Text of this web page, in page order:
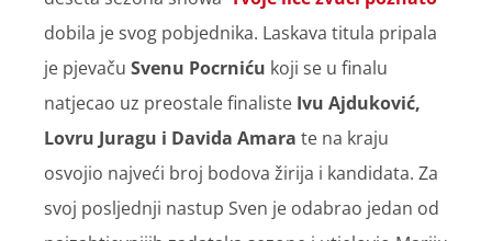
dobila je svog pobjednika. Laskava titula pripala
je pjevaču Svenu Pocrniću koji se u finalu
natjecao uz preostale finaliste Ivu Ajduković,
Lovru Juragu i Davida Amara te na kraju
osvojio najveći broj bodova žirija i kandidata. Za
svoj posljednji nastup Sven je odabrao jedan od